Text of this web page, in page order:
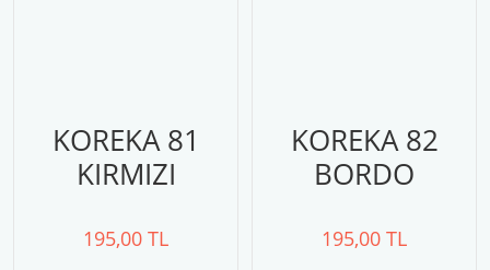
KOREKA 81
KIRMIZI
195,00 TL
KOREKA 82
BORDO
195,00 TL